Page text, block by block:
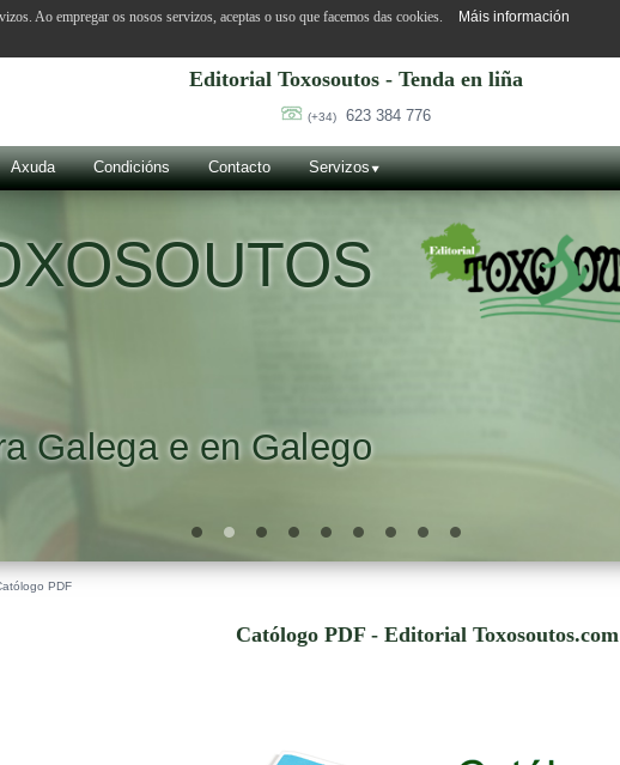
Editorial Toxosoutos - Tenda en liña
(+34) 623 384 776
Axuda Condicións Contacto Servizos
PDF
Católogo PDF - Editorial Toxosoutos.com
Ao empregar os nosos servizos, aceptas o uso que facemos das cookies. Máis información